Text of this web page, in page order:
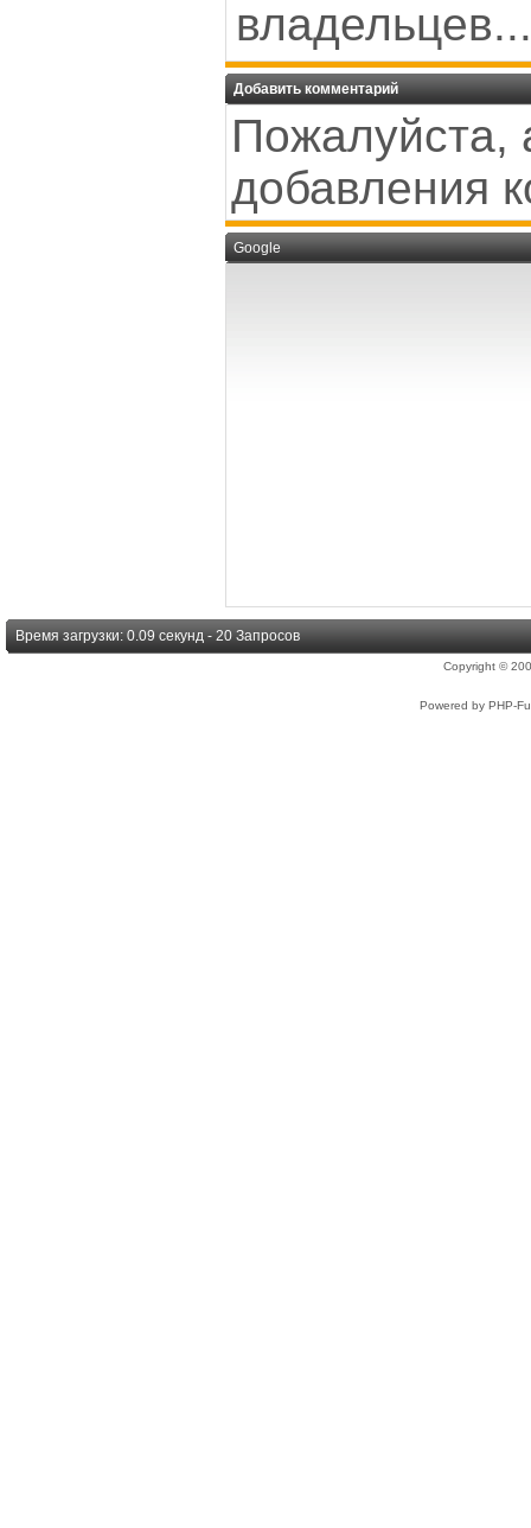
владельцев...
Добавить комментарий
Пожалуйста,
добавления
Google
Время загрузки: 0.09 секунд - 20 Запросов
Copyright ©
Powered by PHP-